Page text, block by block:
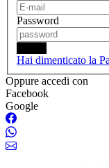
Password
Hai dimenticato la
Oppure accedi con
Facebook
Google